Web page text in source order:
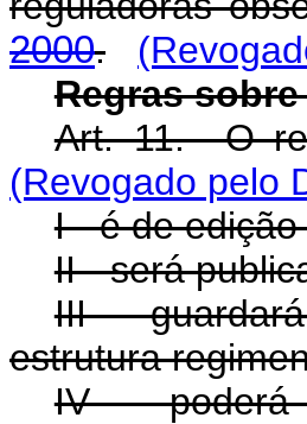
2000.
Regras
Art. 11. O
(Revogado pelo
I - é de
II - será
III -
estrutura
IV - poderá